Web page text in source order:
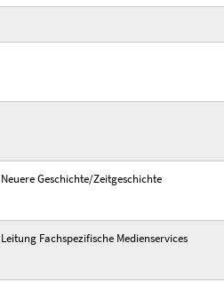
Neuere Geschichte/Zeitgeschichte
Leitung Fachspezifische Medienservices